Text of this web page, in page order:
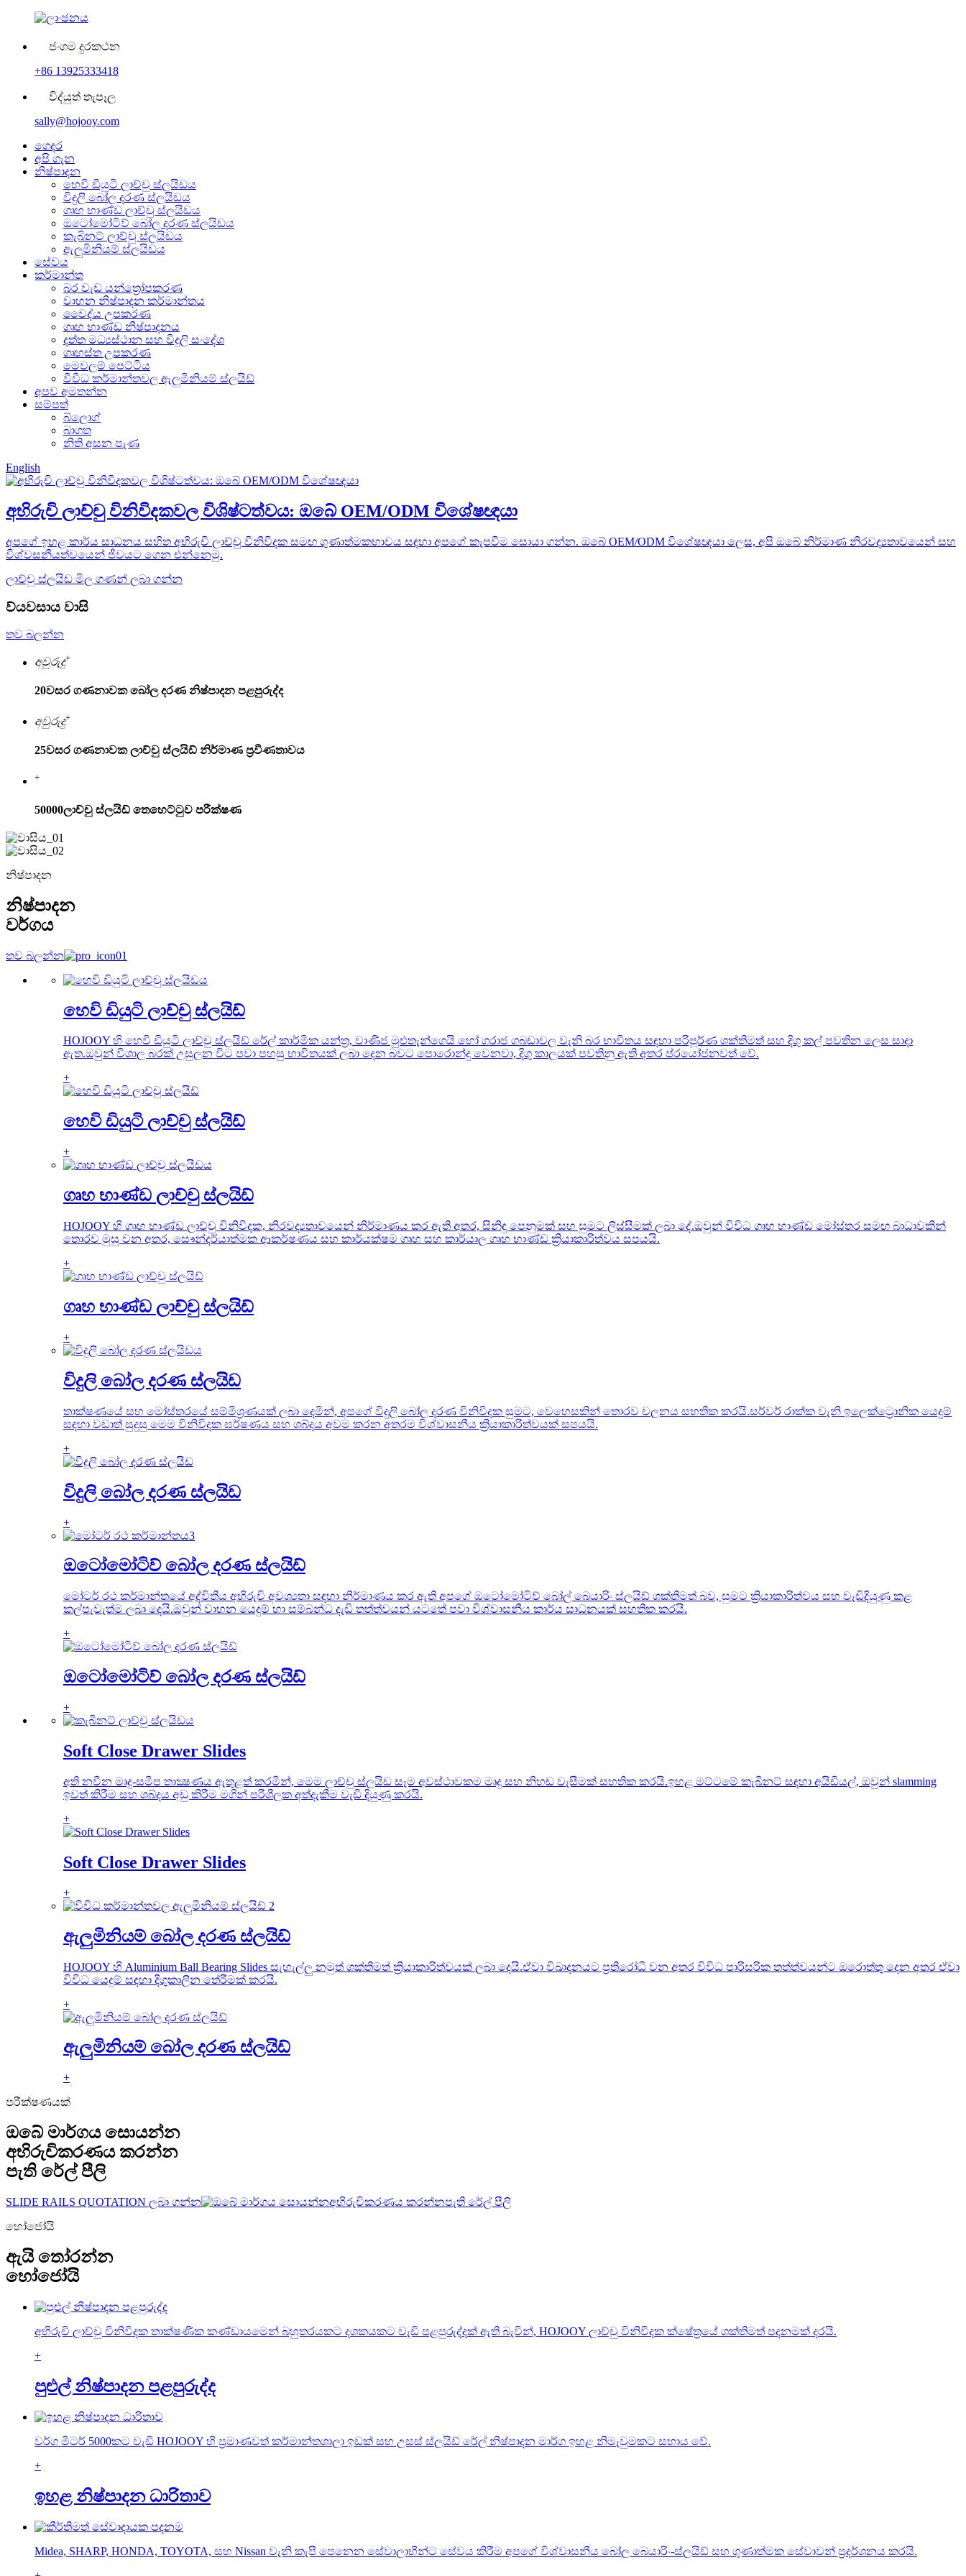
ජංගම දුරකථන
+86 13925333418
විද්යුත් තැපෑල
sally@hojooy.com
ගෙදර
අපි ගැන
නිෂ්පාදන
හෙවි ඩියුටි ලාච්චු ස්ලයිඩය
විදුලි බෝල දරණ ස්ලයිඩය
ගෘහ භාණ්ඩ ලාච්චු ස්ලයිඩය
ඔටෝමෝටිව් බෝල දරණ ස්ලයිඩය
කැබිනට් ලාච්චු ස්ලයිඩය
ඇලුමිනියම් ස්ලයිඩය
සේවය
කර්මාන්ත
බර වැඩ යන්ත්‍රෝපකරණ
වාහන නිෂ්පාදන කර්මාන්තය
වෛද්ය උපකරණ
ගෘහ භාණ්ඩ නිෂ්පාදනය
දත්ත මධ්‍යස්ථාන සහ විදුලි සංදේශ
ගෘහස්ත උපකරණ
මෙවලම් පෙට්ටිය
විවිධ කර්මාන්තවල ඇලුමිනියම් ස්ලයිඩ්
අපව අමතන්න
සම්පත්
බ්ලොග්
බාගත
නිති අසන පැණ
English
අභිරුචි ලාච්චු විනිවිදකවල විශිෂ්ටත්වය: ඔබේ OEM/ODM විශේෂඥයා
අපගේ ඉහළ කාර්ය සාධනය සහිත අභිරුචි ලාච්චු විනිවිදක සමඟ ගුණාත්මකභාවය සඳහා අපගේ කැපවීම සොයා ගන්න. ඔබේ OEM/ODM විශේෂඥයා ලෙස, අපි ඔබේ නිර්මාණ නිරවද්‍යතාවයෙන් සහ
විශ්වසනීයත්වයෙන් ජීවයට ගෙන එන්නෙමු.
ලාච්චු ස්ලයිඩ මිල ගණන් ලබා ගන්න
ව්යවසාය වාසි
තව බලන්න
අවුරුදු+
20වසර ගණනාවක බෝල දරණ නිෂ්පාදන පළපුරුද්ද
අවුරුදු+
25වසර ගණනාවක ලාච්චු ස්ලයිඩ් නිර්මාණ ප්‍රවීණතාවය
+
50000ලාච්චු ස්ලයිඩ් තෙහෙට්ටුව පරීක්ෂණ
නිෂ්පාදන
නිෂ්පාදන
වර්ගය
තව බලන්න
හෙවි ඩියුටි ලාච්චු ස්ලයිඩ්
HOJOOY හි හෙවි ඩියුටි ලාච්චු ස්ලයිඩ් රේල් කාර්මික යන්ත්‍ර, වාණිජ මුළුතැන්ගෙයි හෝ ගරාජ ගබඩාවල වැනි බර භාවිතය සඳහා පරිපූර්ණ ශක්තිමත් සහ දිගු කල් පවතින ලෙස සාදා
ඇත.ඔවුන් විශාල බරක් උසුලන විට පවා පහසු භාවිතයක් ලබා දෙන බවට පොරොන්දු වෙනවා, දිගු කාලයක් පවතිනු ඇති අතර ප්රයෝජනවත් වේ.
+
හෙවි ඩියුටි ලාච්චු ස්ලයිඩ්
+
ගෘහ භාණ්ඩ ලාච්චු ස්ලයිඩ්
HOJOOY හි ගෘහ භාණ්ඩ ලාච්චු විනිවිදක, නිරවද්‍යතාවයෙන් නිර්මාණය කර ඇති අතර, සිනිඳු පෙනුමක් සහ සුමට ලිස්සීමක් ලබා දේ.ඔවුන් විවිධ ගෘහ භාණ්ඩ මෝස්තර සමඟ බාධාවකින්
තොරව මුසු වන අතර, සෞන්දර්යාත්මක ආකර්ෂණය සහ කාර්යක්ෂම ගෘහ සහ කාර්යාල ගෘහ භාණ්ඩ ක්‍රියාකාරිත්වය සපයයි.
+
ගෘහ භාණ්ඩ ලාච්චු ස්ලයිඩ්
+
විදුලි බෝල දරණ ස්ලයිඩ
තාක්ෂණයේ සහ මෝස්තරයේ සම්මිශ්‍රණයක් ලබා දෙමින්, අපගේ විදුලි බෝල දරණ විනිවිදක සුමට, වෙහෙසකින් තොරව චලනය සහතික කරයි.සර්වර් රාක්ක වැනි ඉලෙක්ට්‍රොනික යෙදුම්
සඳහා වඩාත් සුදුසු මෙම විනිවිදක ඝර්ෂණය සහ ශබ්දය අවම කරන අතරම විශ්වාසනීය ක්‍රියාකාරිත්වයක් සපයයි.
+
විදුලි බෝල දරණ ස්ලයිඩ
+
ඔටෝමෝටිව් බෝල දරණ ස්ලයිඩ්
මෝටර් රථ කර්මාන්තයේ අද්විතීය අභිරුචි අවශ්‍යතා සඳහා නිර්මාණය කර ඇති අපගේ ඔටෝමෝටිව් බෝල් බෙයාරිං ස්ලයිඩ් ශක්තිමත් බව, සුමට ක්‍රියාකාරිත්වය සහ වැඩිදියුණු කළ
කල්පැවැත්ම ලබා දෙයි.ඔවුන් වාහන යෙදුම් හා සම්බන්ධ දැඩි තත්ත්‍වයන් යටතේ පවා විශ්වාසනීය කාර්ය සාධනයක් සහතික කරයි.
+
ඔටෝමෝටිව් බෝල දරණ ස්ලයිඩ්
+
Soft Close Drawer Slides
අති නවීන මෘදු-සමීප තාක්‍ෂණය ඇතුළත් කරමින්, මෙම ලාච්චු ස්ලයිඩ සෑම අවස්ථාවකම මෘදු සහ නිහඬ වැසීමක් සහතික කරයි.ඉහළ මට්ටමේ කැබිනට් සඳහා අයිඩියල්, ඔවුන් slamming
ඉවත් කිරීම සහ ශබ්දය අඩු කිරීම මගින් පරිශීලක අත්දැකීම වැඩි දියුණු කරයි.
+
Soft Close Drawer Slides
+
ඇලුමිනියම් බෝල දරණ ස්ලයිඩ්
HOJOOY හි Aluminium Ball Bearing Slides සැහැල්ලු නමුත් ශක්තිමත් ක්‍රියාකාරිත්වයක් ලබා දෙයි.ඒවා විඛාදනයට ප්‍රතිරෝධී වන අතර විවිධ පාරිසරික තත්ත්වයන්ට ඔරොත්තු දෙන අතර ඒවා
විවිධ යෙදුම් සඳහා දිගුකාලීන තේරීමක් කරයි.
+
ඇලුමිනියම් බෝල දරණ ස්ලයිඩ්
+
පරීක්ෂණයක්
ඔබේ මාර්ගය සොයන්න
අභිරුචිකරණය කරන්න
පැති රේල් පීලි
SLIDE RAILS QUOTATION ලබා ගන්න
හෝජෝයි
ඇයි තෝරන්න
හෝජෝයි
අභිරුචි ලාච්චු විනිවිදක තාක්ෂණික කණ්ඩායමෙන් බහුතරයකට දශකයකට වැඩි පළපුරුද්දක් ඇති බැවින්, HOJOOY ලාච්චු විනිවිදක ක්ෂේත්‍රයේ ශක්තිමත් පදනමක් දරයි.
+
පුළුල් නිෂ්පාදන පළපුරුද්ද
වර්ග මීටර් 5000කට වැඩි HOJOOY හි ප්‍රමාණවත් කර්මාන්තශාලා ඉඩක් සහ උසස් ස්ලයිඩ් රේල් නිෂ්පාදන මාර්ග ඉහළ නිමැවුමකට සහාය වේ.
+
ඉහළ නිෂ්පාදන ධාරිතාව
Midea, SHARP, HONDA, TOYOTA, සහ Nissan වැනි කැපී පෙනෙන සේවාලාභීන්ට සේවය කිරීම අපගේ විශ්වාසනීය බෝල බෙයාරිං-ස්ලයිඩ් සහ ගුණාත්මක සේවාවන් ප්‍රදර්ශනය කරයි.